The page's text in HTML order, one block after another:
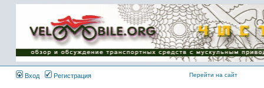
Вход Регистрация Перейти на сайт